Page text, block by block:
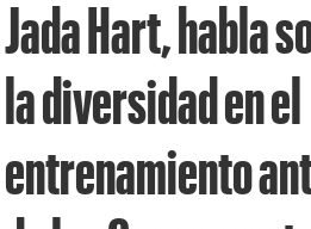
Jada Hart, habla
la diversidad en el
entrenamiento